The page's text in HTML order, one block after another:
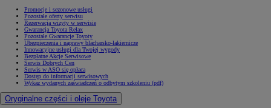
Promocje i sezonowe usługi
Pozostałe oferty serwisu
Rezerwacja wizyty w serwisie
Gwarancja Toyota Relax
Pozostałe Gwarancje Toyoty
Ubezpieczenia i naprawy blacharsko-lakiernicze
Innowacyjne usługi dla Twojej wygody
Bezpłatne Akcje Serwisowe
Serwis Dobrych Cen
Serwis w ASO się opłaca
Dostęp do informacji serwisowych
Wykaz wydanych zaświadczeń o odbytym szkoleniu (pdf)
Oryginalne części i oleje Toyota